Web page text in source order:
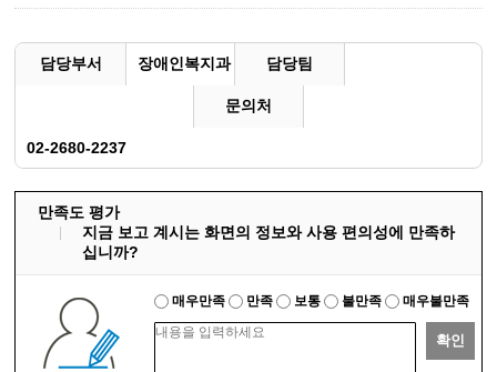
담당부서 장애인복지과 담당팀
문의처
02-2680-2237
만족도 평가
지금 보고 계시는 화면의 정보와 사용 편의성에 만족하
십니까?
매우만족 만족 보통 불만족 매우불만족
확인